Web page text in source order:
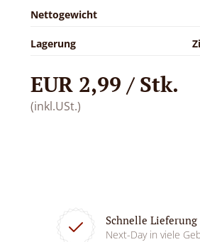
Nettogewicht
Lagerung
EUR 2,99 / Stk.
(inkl.USt.)
Schnelle Lieferung
Next-Day in viele